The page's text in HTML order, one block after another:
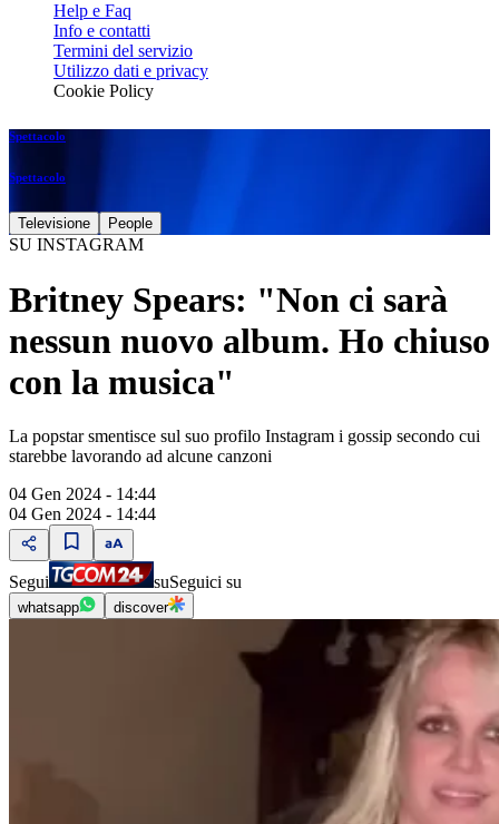
Help e Faq
Info e contatti
Termini del servizio
Utilizzo dati e privacy
Cookie Policy
Spettacolo
Spettacolo
Televisione People
SU INSTAGRAM
Britney Spears: "Non ci sarà
nessun nuovo album. Ho chiuso
con la musica"
La popstar smentisce sul suo profilo Instagram i gossip secondo cui
starebbe lavorando ad alcune canzoni
04 Gen 2024 - 14:44
04 Gen 2024 - 14:44
Segui suSeguici su
whatsapp discover